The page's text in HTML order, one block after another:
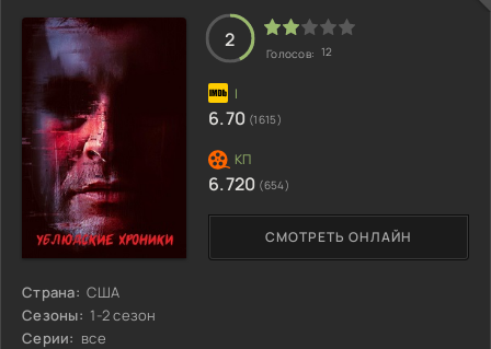
Страна: США
Сезоны: 1-2 сезон
Серии: все
СМОТРЕТЬ ОНЛАЙН
2
Голосов: 12
6.70 (1615)
6.720 (654)